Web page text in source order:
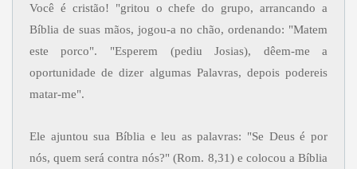
Você é cristão! "gritou o chefe do grupo, arrancando a
Bíblia de suas mãos, jogou-a no chão, ordenando: "Matem
este porco". "Esperem (pediu Josias), dêem-me a
oportunidade de dizer algumas Palavras, depois podereis
matar-me".
Ele ajuntou sua Bíblia e leu as palavras: "Se Deus é por
nós, quem será contra nós?" (Rom. 8,31) e colocou a Bíblia